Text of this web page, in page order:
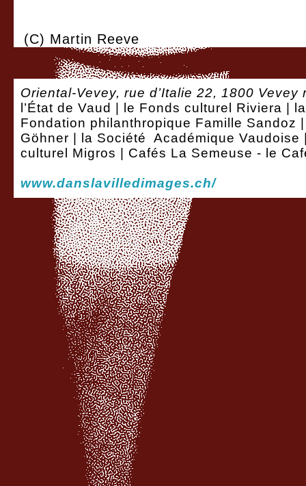
(C) Martin Reeve
Oriental-Vevey, rue d’Italie 22, 1800 Vevey
l’État de Vaud | le Fonds culturel Riviera |
Fondation philanthropique Famille Sandoz
Göhner | la Société Académique
culturel Migros | Cafés La Semeuse - le
www.danslavilledimages.ch/